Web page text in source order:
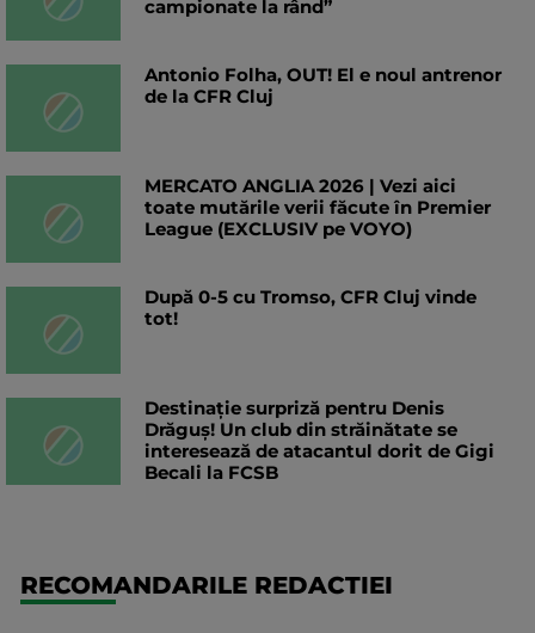
campionate la rând”
Antonio Folha, OUT! El e noul antrenor
de la CFR Cluj
MERCATO ANGLIA 2026 | Vezi aici
toate mutările verii făcute în Premier
League (EXCLUSIV pe VOYO)
După 0-5 cu Tromso, CFR Cluj vinde
tot!
Destinație surpriză pentru Denis
Drăguș! Un club din străinătate se
interesează de atacantul dorit de Gigi
Becali la FCSB
RECOMANDARILE REDACTIEI